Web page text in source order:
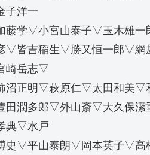
洋一
学▽小宮山泰子▽玉木雄
▽皆吉稲生▽勝又恒一郎▽
崎岳志▽
正明▽萩原仁▽太田和美▽
潤多郎▽外山斎▽大久保
典▽水戸
史▽平山泰朗▽岡本英子▽